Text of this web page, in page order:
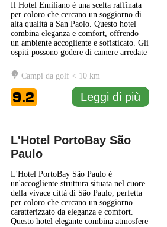
Il Hotel Emiliano è una scelta raffinata
per coloro che cercano un soggiorno di
alta qualità a San Paolo. Questo hotel
combina eleganza e comfort, offrendo
un ambiente accogliente e sofisticato. Gli
ospiti possono godere di camere arredate
per garantire un soggiorno piacevole e
rilassante. Il ristorante del Hotel
Emiliano presenta una selezione di piatti
gourmet
... Leggi di più
Campi da golf < 10 km
9.2 Leggi di più
L'Hotel PortoBay São
Paulo
L'Hotel PortoBay São Paulo è
un'accogliente struttura situata nel cuore
della vivace città di São Paulo, perfetta
per coloro che cercano un soggiorno
caratterizzato da eleganza e comfort.
Questo hotel elegante combina atmosfere